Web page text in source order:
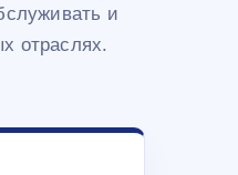
и
отраслях.